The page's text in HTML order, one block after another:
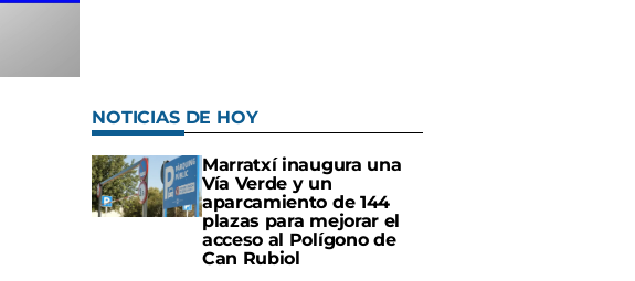
NOTICIAS DE HOY
Marratxí inaugura una
Vía Verde y un
aparcamiento de 144
plazas para mejorar el
acceso al Polígono de
Can Rubiol